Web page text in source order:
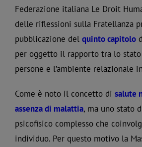
Federazione italiana Le Droit
delle riflessioni sulla Fratellanza
pubblicazione del quinto capitolo
per oggetto il rapporto tra lo
persone e l’ambiente relazionale
Come è noto il concetto di salute
assenza di malattia, ma uno stato
psicofisico complesso che
individuo. Per questo motivo la